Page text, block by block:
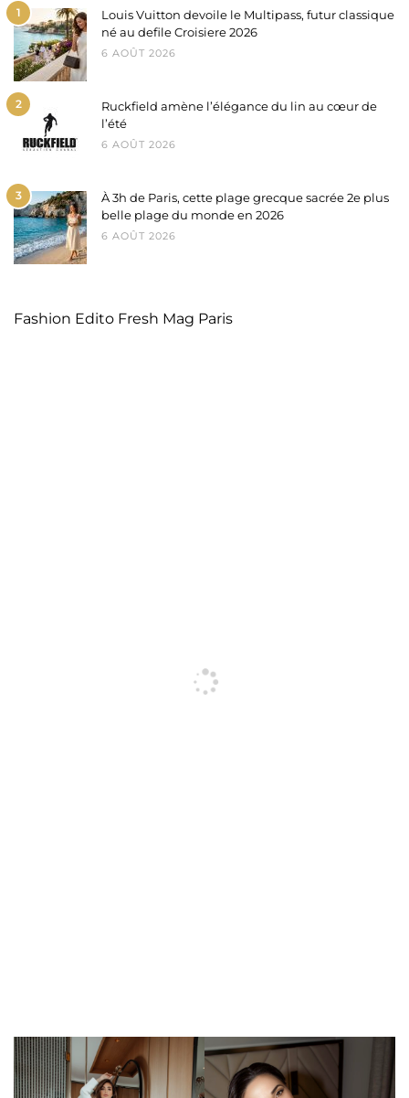
1
Louis Vuitton devoile le Multipass, futur classique
né au defile Croisiere 2026
6 AOÛT 2026
2
Ruckfield amène l’élégance du lin au cœur de
l’été
6 AOÛT 2026
3
À 3h de Paris, cette plage grecque sacrée 2e plus
belle plage du monde en 2026
6 AOÛT 2026
Fashion Edito Fresh Mag Paris